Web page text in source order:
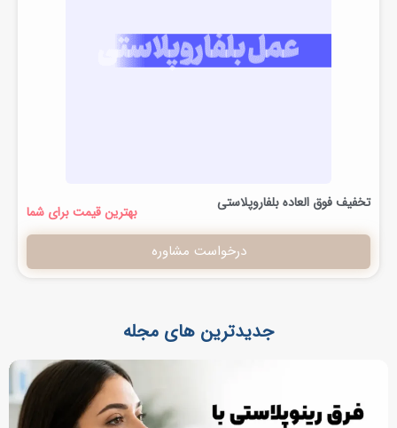
تخفیف فوق العاده بلفاروپلاستی بهترین قیمت برای شما
درخواست مشاوره
جدیدترین های مجله